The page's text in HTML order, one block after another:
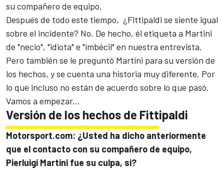
su compañero de equipo.
Después de todo este tiempo, ¿Fittipaldi se siente igual
sobre el incidente? No. De hecho, él etiqueta a Martini
de "necio", "idiota" e "imbécil" en nuestra entrevista.
Pero también se le preguntó Martini para su versión de
los hechos, y se cuenta una historia muy diferente. Por
lo que incluso no están de acuerdo sobre lo que pasó.
Vamos a empezar...
Versión de los hechos de Fittipaldi
Motorsport.com: ¿Usted ha dicho anteriormente
que el contacto con su compañero de equipo,
Pierluigi Martini fue su culpa, si?